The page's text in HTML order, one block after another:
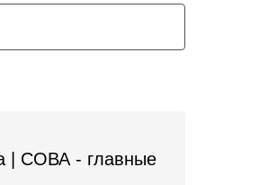
| СОВА - главные